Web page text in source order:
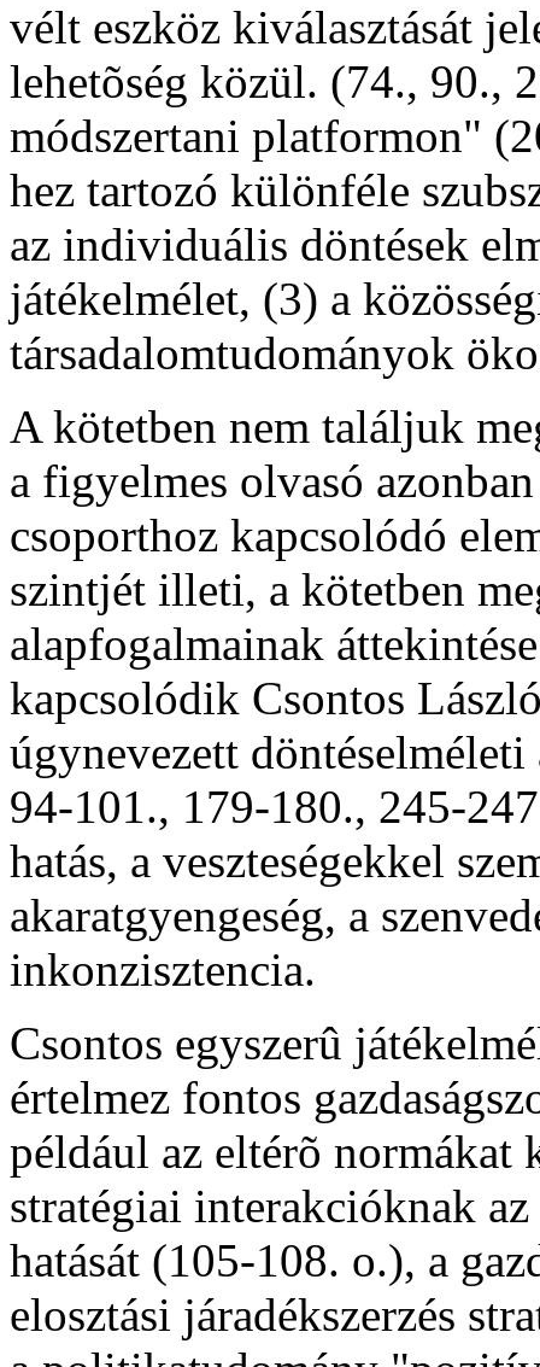
vélt eszköz kiválasztását
lehetõség közül. (74., 90.,
módszertani platformon"
hez tartozó különféle
az individuális döntések
játékelmélet, (3) a
társadalomtudományok
A kötetben nem találjuk
a figyelmes olvasó
csoporthoz kapcsolódó
szintjét illeti, a kötetben
alapfogalmainak
kapcsolódik Csontos
úgynevezett
94-101., 179-180., 245-
hatás, a veszteségekkel
akaratgyengeség, a
inkonzisztencia.
Csontos egyszerû
értelmez fontos
például az eltérõ
stratégiai interakcióknak
hatását (105-108. o.), a
elosztási járadékszerzés